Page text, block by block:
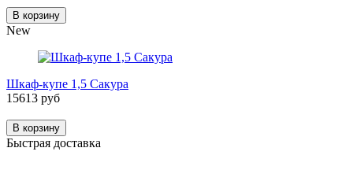
В корзину
New
Шкаф-купе 1,5 Сакура
15613 руб
В корзину
Быстрая доставка